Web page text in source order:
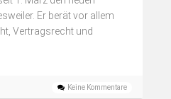
Er berät vor allem
Vertragsrecht und
Keine Kommentare